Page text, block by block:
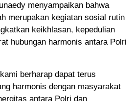
menyampaikan bahwa
merupakan kegiatan sosial rutin
keikhlasan, kepedulian
hubungan harmonis antara Polri
berharap dapat terus
harmonis dengan masyarakat
antara Polri dan